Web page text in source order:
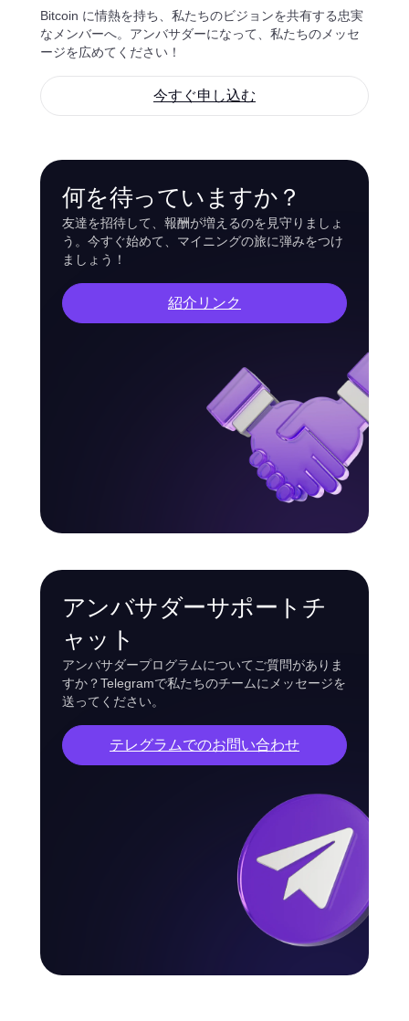
Bitcoin に情熱を持ち、私たちのビジョンを共有する忠実
なメンバーへ。アンバサダーになって、私たちのメッセ
ージを広めてください！
今すぐ申し込む
何を待っていますか？
友達を招待して、報酬が増えるのを見守りましょ
う。今すぐ始めて、マイニングの旅に弾みをつけ
ましょう！
紹介リンク
アンバサダーサポートチ
ャット
アンバサダープログラムについてご質問がありま
すか？Telegramで私たちのチームにメッセージを
送ってください。
テレグラムでのお問い合わせ